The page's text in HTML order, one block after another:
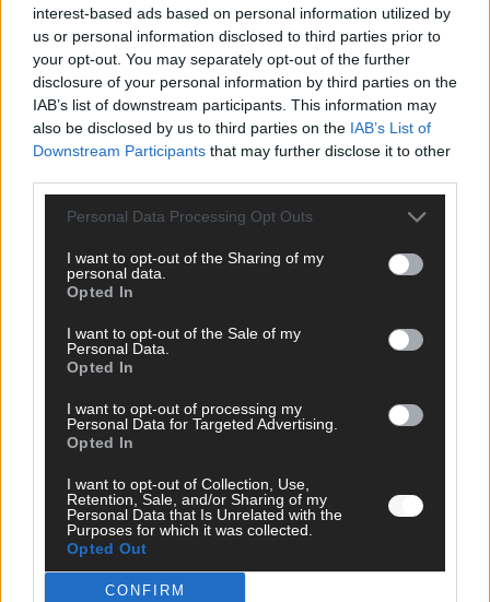
interest-based ads based on personal information utilized by
us or personal information disclosed to third parties prior to
your opt-out. You may separately opt-out of the further
disclosure of your personal information by third parties on the
IAB’s list of downstream participants. This information may
also be disclosed by us to third parties on the IAB’s List of
Downstream Participants that may further disclose it to other
Personal Data Processing Opt Outs
I want to opt-out of the Sharing of my
personal data.
Opted In
I want to opt-out of the Sale of my
Personal Data.
Opted In
I want to opt-out of processing my
Personal Data for Targeted Advertising.
Opted In
I want to opt-out of Collection, Use,
Retention, Sale, and/or Sharing of my
Personal Data that Is Unrelated with the
Purposes for which it was collected.
Opted Out
CONFIRM
AD